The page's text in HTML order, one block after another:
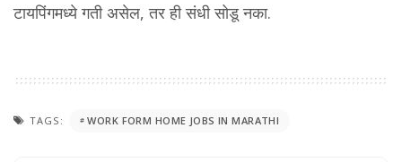
टायपिंगमध्ये गती असेल, तर ही संधी सोडू नका.
TAGS: WORK FORM HOME JOBS IN MARATHI